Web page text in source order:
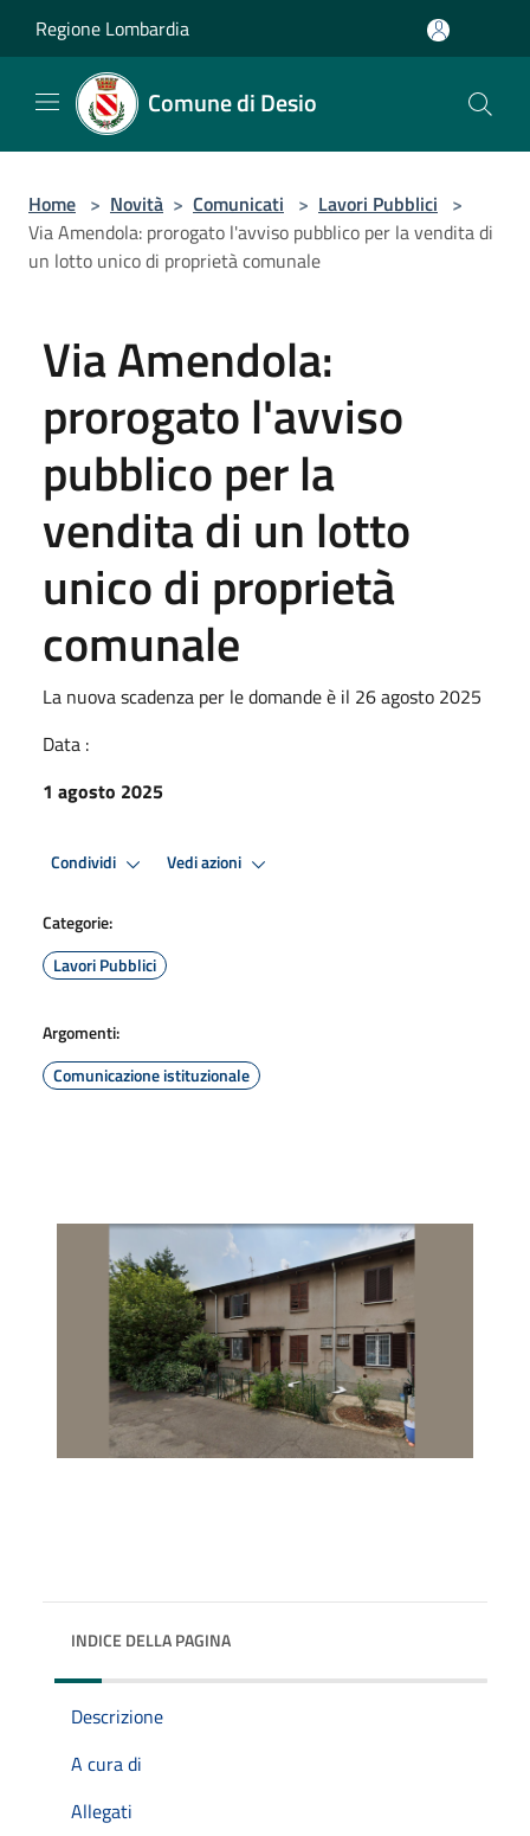
Regione Lombardia
Comune di Desio
Home > Novità > Comunicati > Lavori Pubblici >
Via Amendola: prorogato l'avviso pubblico per la vendita di
un lotto unico di proprietà comunale
Via Amendola:
prorogato l'avviso
pubblico per la
vendita di un lotto
unico di proprietà
comunale
La nuova scadenza per le domande è il 26 agosto 2025
Data :
1 agosto 2025
Condividi Vedi azioni
Categorie:
Lavori Pubblici
Argomenti:
Comunicazione istituzionale
INDICE DELLA PAGINA
Descrizione
A cura di
Allegati